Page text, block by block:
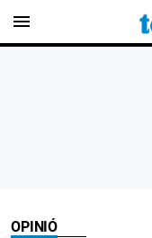
menu
OPINIÓ